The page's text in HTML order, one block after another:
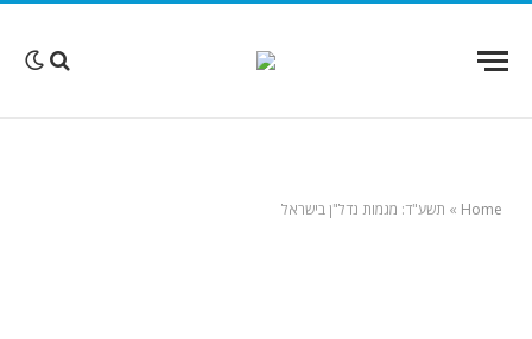
Home
» תשע"ד: מגמות נדל"ן בישראל